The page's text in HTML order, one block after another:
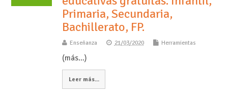
Primaria, Secundaria,
Bachillerato, FP.
Enseñanza 21/03/2020 Herramientas
(más…)
Leer más...